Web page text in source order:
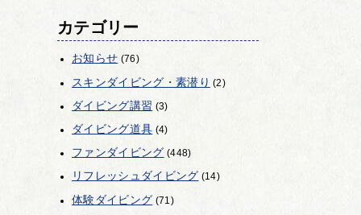
カテゴリー
お知らせ (76)
スキンダイビング・素潜り (2)
ダイビング講習 (3)
ダイビング道具 (4)
ファンダイビング (448)
リフレッシュダイビング (14)
体験ダイビング (71)